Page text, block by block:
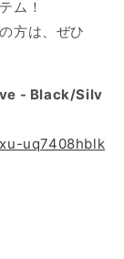
ム！
方は、ぜひ
- Black/Silv
uq7408hblk